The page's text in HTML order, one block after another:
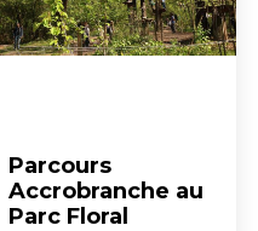
Parcours
Accrobranche au
Parc Floral